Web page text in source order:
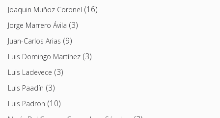
Joaquin Muñoz Coronel (16)
Jorge Marrero Ávila (3)
Juan-Carlos Arias (9)
Luis Domingo Martínez (3)
Luis Ladevece (3)
Luis Paadín (3)
Luis Padron (10)